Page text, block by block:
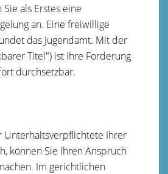
als Erstes eine
an. Eine freiwillige
das Jugendamt. Mit der
Titel") ist Ihre Forderung
durchsetzbar.
Unterhaltsverpflichtete Ihrer
können Sie Ihren Anspruch
Im gerichtlichen